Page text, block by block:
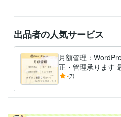
出品者の人気サービス
月額管理：
正・管理承ります
即日対応！ / 月額
-(7)